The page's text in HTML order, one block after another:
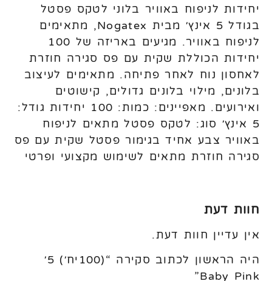
יחידות לניפוח באוויר בלוני לטקס פסטל
בגודל 5 אינץ׳ מבית Nogatex, מתאימים
לניפוח באוויר. מגיעים באריזה של 100
יחידות הכוללת שקית עם פס סגירה חוזרת
לאחסון נוח לאחר פתיחה. מתאימים לעיצוב
בלונים, מילוי בלונים גדולים, קישוטים
ואירועים. מאפיינים: כמות: 100 יחידות גודל:
5 אינץ׳ סוג: לטקס פסטל מתאים לניפוח
באוויר צבע אחיד בגימור פסטל שקית עם פס
סגירה חוזרת מתאים לשימוש מקצועי ופרטי
חוות דעת
אין עדיין חוות דעת.
היה הראשון לכתוב סקירה “(100יח׳) 5׳
Baby Pink”